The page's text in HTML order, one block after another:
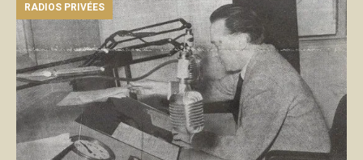
RADIOS PRIVÉES